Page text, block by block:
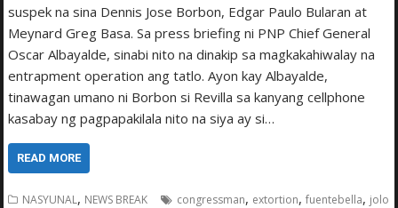
suspek na sina Dennis Jose Borbon, Edgar Paulo Bularan at
Meynard Greg Basa. Sa press briefing ni PNP Chief General
Oscar Albayalde, sinabi nito na dinakip sa magkakahiwalay na
entrapment operation ang tatlo. Ayon kay Albayalde,
tinawagan umano ni Borbon si Revilla sa kanyang cellphone
kasabay ng pagpapakilala nito na siya ay si…
READ MORE
NASYUNAL, NEWS BREAK congressman, extortion,fuentebella, jolo